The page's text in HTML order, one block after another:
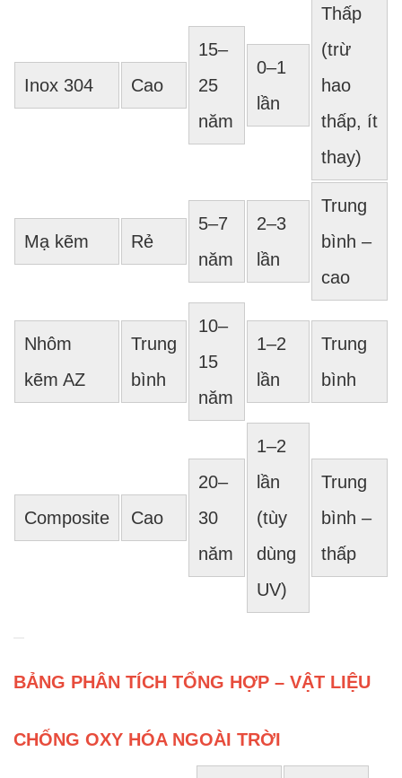
Inox 304 Cao
15–
25
năm
0–1
lần
Thấp
(trừ
hao
thấp, ít
thay)
Mạ kẽm Rẻ
5–7
năm
2–3
lần
Trung
bình –
cao
Nhôm
kẽm AZ
Trung
bình
10–
15
năm
1–2
lần
Trung
bình
Composite Cao
20–
30
năm
1–2
lần
(tùy
dùng
UV)
Trung
bình –
thấp
BẢNG PHÂN TÍCH TỔNG HỢP – VẬT LIỆU
CHỐNG OXY HÓA NGOÀI TRỜI